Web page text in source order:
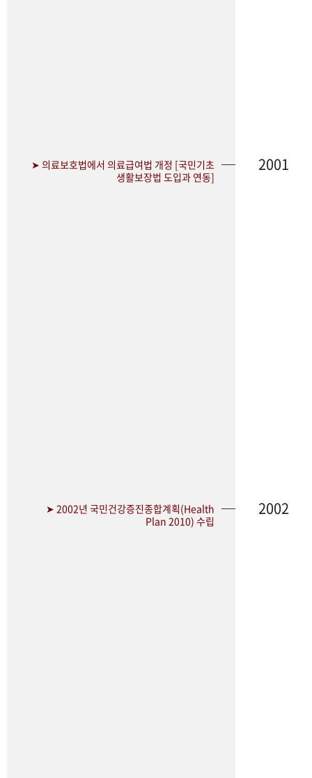
➤ 의료보호법에서 의료급여법 개정 [국민기초
생활보장법 도입과 연동]
2001
➤ 2002년 국민건강증진종합계획(Health
Plan 2010) 수립
2002